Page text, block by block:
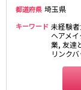
都道府県 埼玉県
キーワード 未経験
ヘアメ
業, 友達
リンク
群馬県
上野駅
川崎駅
横浜駅
秋葉原駅
桜木町駅